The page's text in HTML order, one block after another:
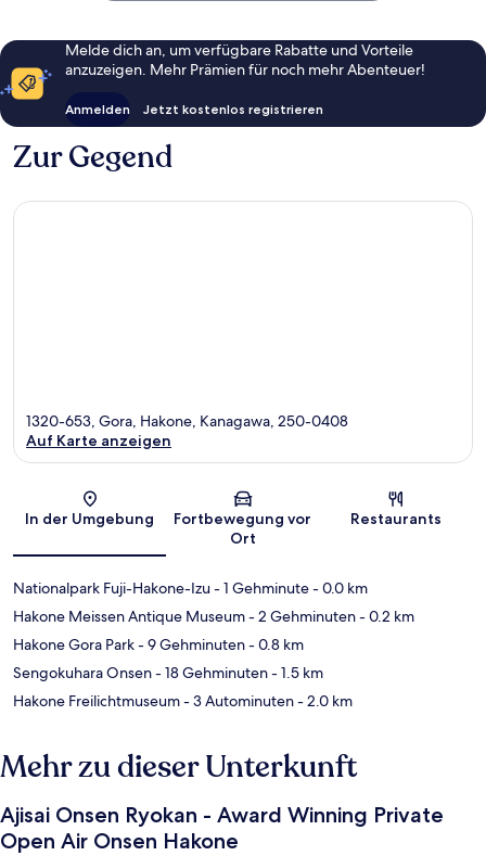
Melde dich an, um verfügbare Rabatte und Vorteile
anzuzeigen. Mehr Prämien für noch mehr Abenteuer!
Anmelden Jetzt kostenlos registrieren
Zur Gegend
Karte
1320-653, Gora, Hakone, Kanagawa, 250-0408
Auf Karte anzeigen
In der Umgebung
Fortbewegung vor
Ort
Restaurants
Nationalpark Fuji-Hakone-Izu- 1 Gehminute- 0.0 km
Hakone Meissen Antique Museum- 2 Gehminuten- 0.2 km
Hakone Gora Park- 9 Gehminuten- 0.8 km
Sengokuhara Onsen- 18 Gehminuten- 1.5 km
Hakone Freilichtmuseum- 3 Autominuten- 2.0 km
Mehr zu dieser Unterkunft
Ajisai Onsen Ryokan - Award Winning Private
Open Air Onsen Hakone